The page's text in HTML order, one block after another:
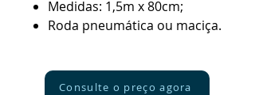
Medidas: 1,5m x 80cm;
Roda pneumática ou maciça.
Consulte o preço agora